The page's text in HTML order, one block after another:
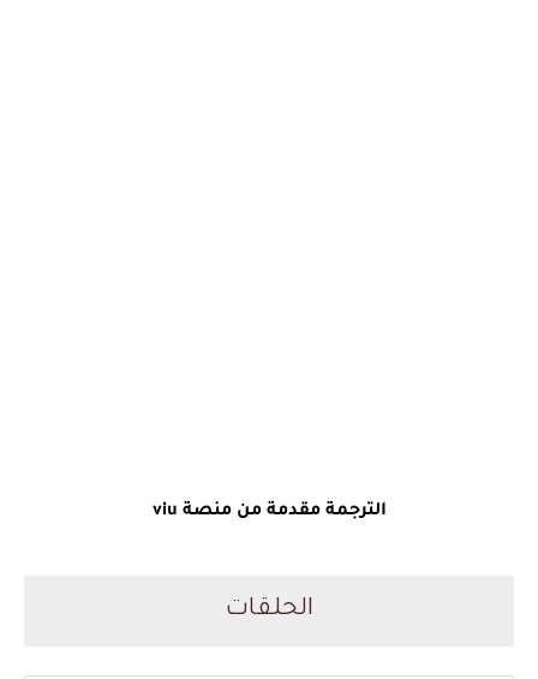
الترجمة مقدمة من منصة viu
الحلقات